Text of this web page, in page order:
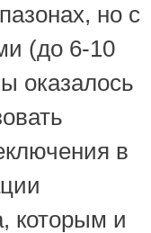
но с
(до 6-10
оказалось
в
которым и